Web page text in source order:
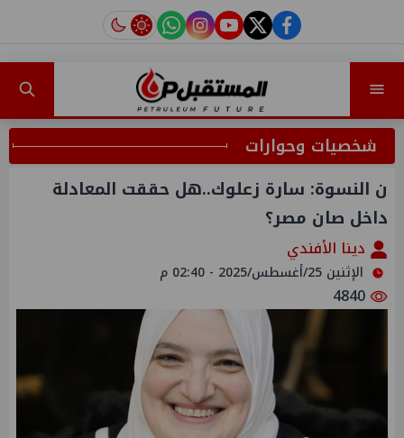
facebook
twitter
youtube
instagram
tiktok
شخصيات وحوارات
ن النسوة: سارة زعلوك..هل حققت المعادلة
داخل صان مصر؟
دينا الأفندي
الإثنين 25/أغسطس/2025 - 02:40 م